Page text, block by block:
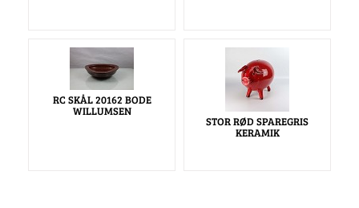
RC SKÅL 20162 BODE
WILLUMSEN
STOR RØD SPAREGRIS
KERAMIK